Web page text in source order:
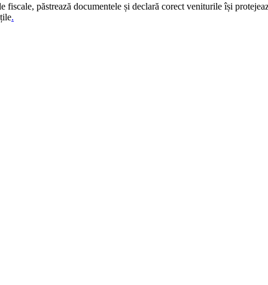
fiscale, păstrează documentele și declară corect veniturile își
.